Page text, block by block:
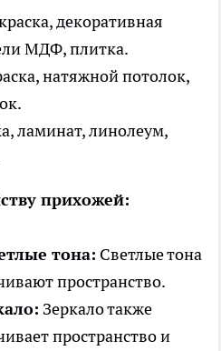
декоративная
МДФ, плитка.
натяжной потолок,
ламинат, линолеум,
прихожей:
тона: Светлые тона
пространство.
Зеркало также
пространство и